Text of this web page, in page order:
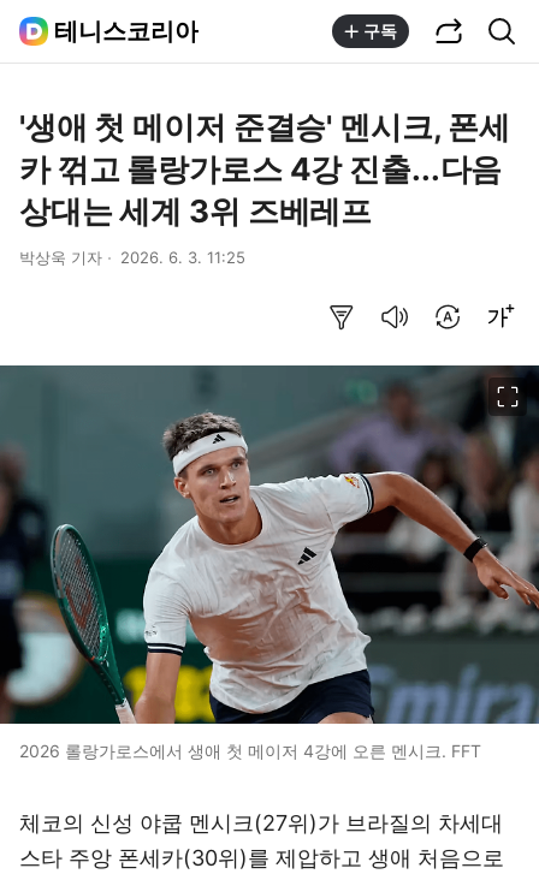
테니스코리아 구독
'생애 첫 메이저 준결승' 멘시크, 폰세
카 꺾고 롤랑가로스 4강 진출...다음
상대는 세계 3위 즈베레프
박상욱 기자 2026. 6. 3. 11:25
2026 롤랑가로스에서 생애 첫 메이저 4강에 오른 멘시크. FFT
체코의 신성 야쿱 멘시크(27위)가 브라질의 차세대
스타 주앙 폰세카(30위)를 제압하고 생애 처음으로